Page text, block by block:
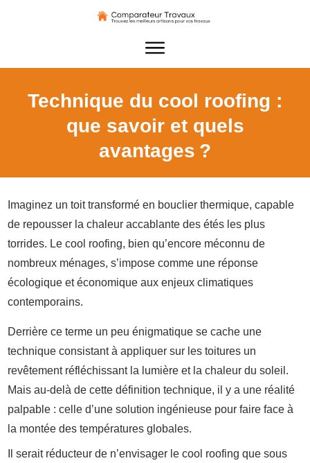
Technique du cool roofing :
que savoir et quels
avantages ?
Imaginez un toit transformé en bouclier thermique, capable
de repousser la chaleur accablante des étés les plus
torrides. Le cool roofing, bien qu’encore méconnu de
nombreux ménages, s’impose comme une réponse
écologique et économique aux enjeux climatiques
contemporains.
Derrière ce terme un peu énigmatique se cache une
technique consistant à appliquer sur les toitures un
revêtement réfléchissant la lumière et la chaleur du soleil.
Mais au-delà de cette définition technique, il y a une réalité
palpable : celle d’une solution ingénieuse pour faire face à
la montée des températures globales.
Il serait réducteur de n’envisager le cool roofing que sous